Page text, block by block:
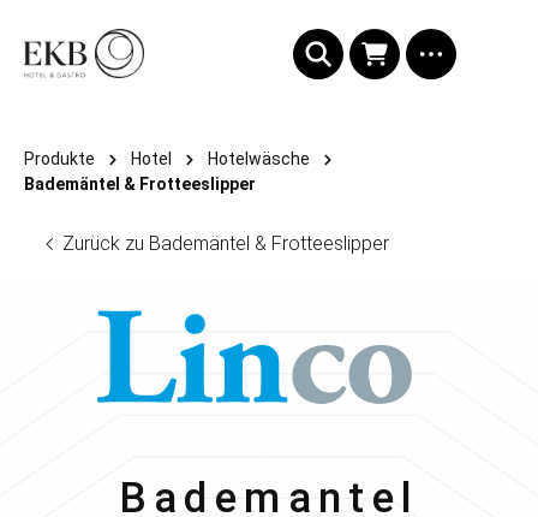
Produkte Hotel
Hotelwäsche
Bademäntel & Frotteeslipper
Zurück zu Bademäntel & Frotteeslipper
Linco
Bademantel